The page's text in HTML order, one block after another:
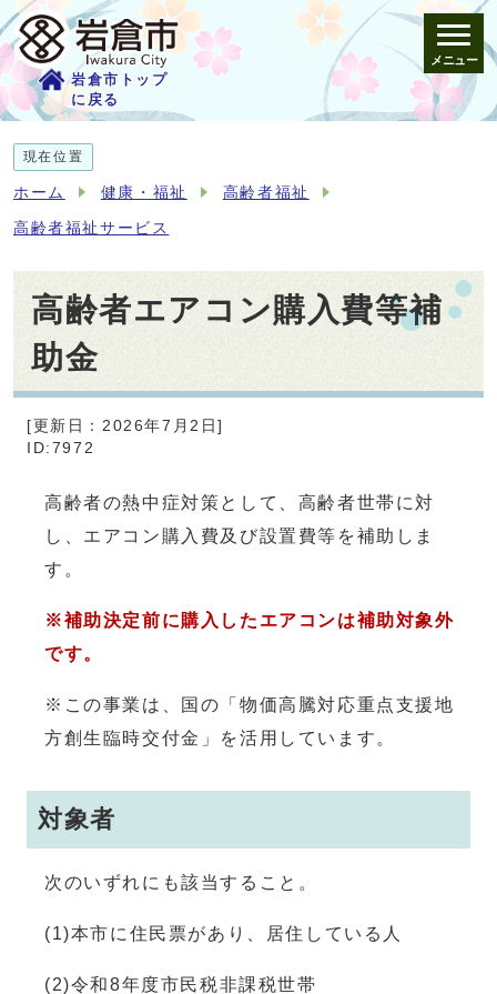
岩倉市トップ
に戻る
メニュー
現在位置
ホーム 健康・福祉 高齢者福祉
高齢者福祉サービス
高齢者エアコン購入費等補
助金
[更新日：2026年7月2日]
ID:7972
高齢者の熱中症対策として、高齢者世帯に対
し、エアコン購入費及び設置費等を補助しま
す。
※補助決定前に購入したエアコンは補助対象外
です。
※この事業は、国の「物価高騰対応重点支援地
方創生臨時交付金」を活用しています。
対象者
次のいずれにも該当すること。
(1)本市に住民票があり、居住している人
(2)令和8年度市民税非課税世帯